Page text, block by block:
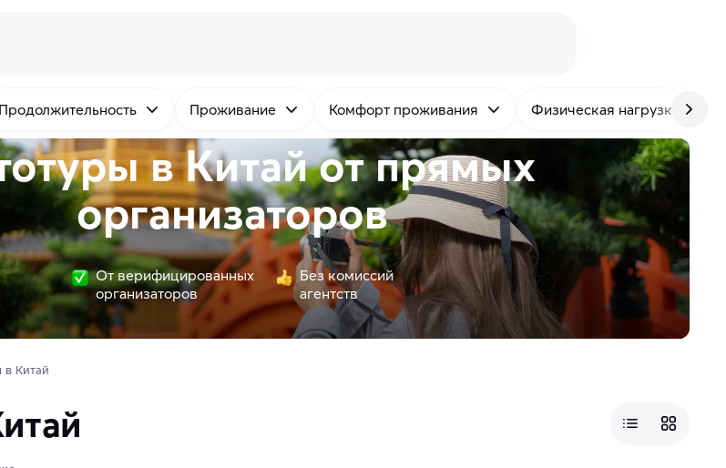
Продолжительность Проживание Комфорт проживания Физическая нагрузка
в Китай отпрямых
организаторов
От верифицированных
организаторов
Без комиссий
агентств
в Китай